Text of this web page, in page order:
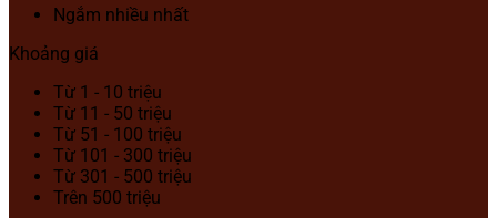
Ngắm nhiều nhất
Khoảng giá
Từ 1 - 10 triệu
Từ 11 - 50 triệu
Từ 51 - 100 triệu
Từ 101 - 300 triệu
Từ 301 - 500 triệu
Trên 500 triệu